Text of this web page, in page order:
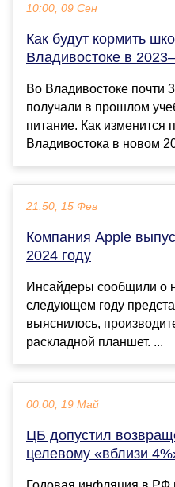
10:00, 09 Сен
Как будут кормить
Владивостоке в
Во Владивостоке почти
получали в прошлом
питание. Как изменится
Владивостока в новом
21:50, 15 Фев
Компания Apple
2024 году
Инсайдеры сообщили о
следующем году
выяснилось,
раскладной планшет. ...
00:00, 19 Май
ЦБ допустил
целевому «вблизи